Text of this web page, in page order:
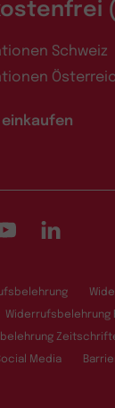
Schweiz
LinkedIn
Widerrufsbelehrung
Media